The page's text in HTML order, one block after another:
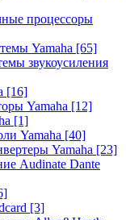
процессоры
Yamaha [65]
звукоусиления
[16]
Yamaha [12]
[1]
Yamaha [40]
Yamaha [23]
Audinate Dante
[3]